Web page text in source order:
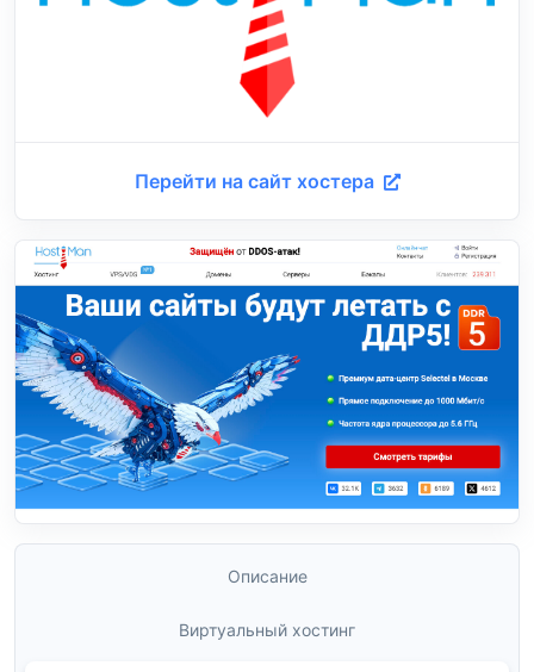
Перейти на сайт хостера
Описание
Виртуальный хостинг